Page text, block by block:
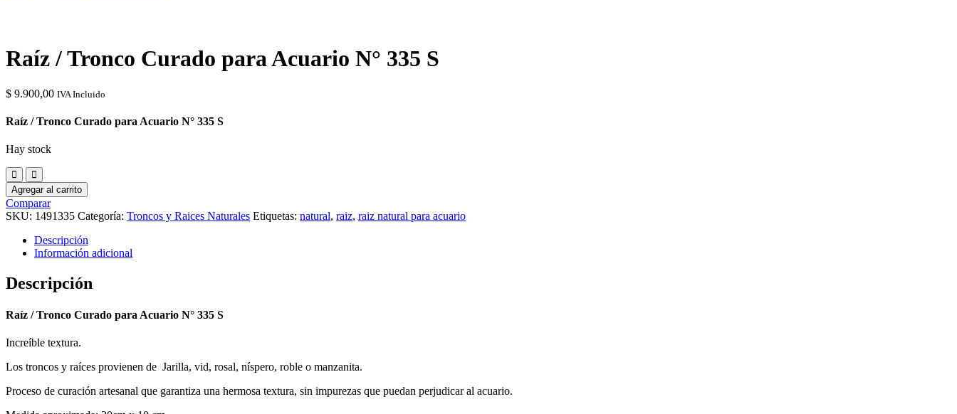
Raíz / Tronco Curado para Acuario N° 335 S
$ 9.900,00 IVA Incluido
Raíz / Tronco Curado para Acuario N° 335 S
Hay stock
Agregar al carrito
Comparar
SKU: 1491335 Categoría: Troncos y Raices Naturales Etiquetas: natural, raiz, raiz natural para acuario
Descripción
Información adicional
Descripción
Raíz / Tronco Curado para Acuario N° 335 S
Increíble textura.
Los troncos y raíces provienen de Jarilla, vid, rosal, níspero, roble o manzanita.
Proceso de curación artesanal que garantiza una hermosa textura, sin impurezas que puedan perjudicar al acuario.